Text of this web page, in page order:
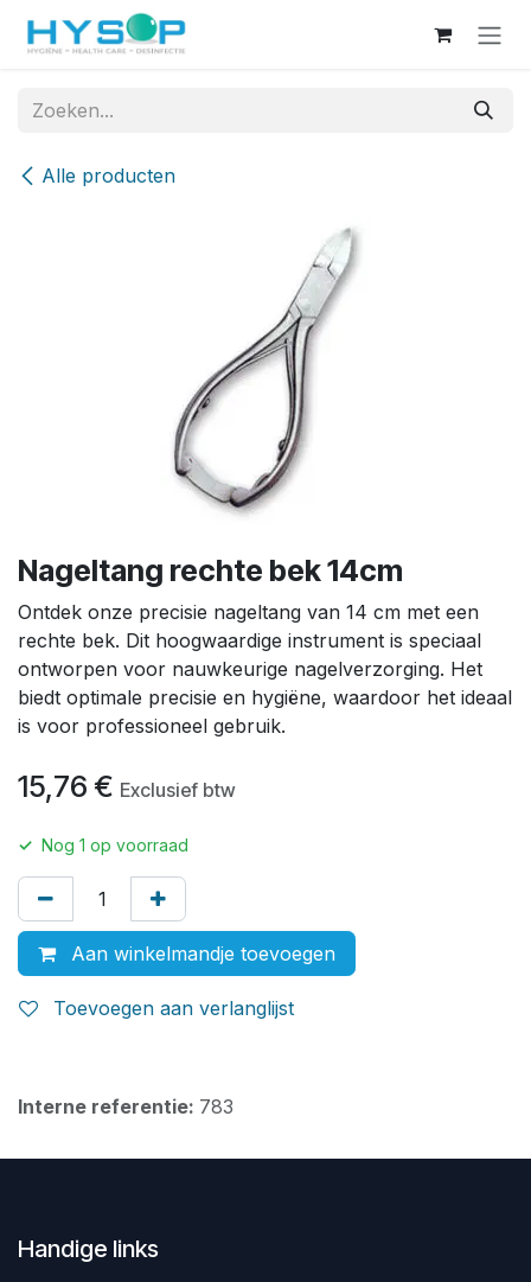
Overslaan naar inhoud
Alle producten
Nageltang rechte bek 14cm
Ontdek onze precisie nageltang van 14 cm met een
rechte bek. Dit hoogwaardige instrument is speciaal
ontworpen voor nauwkeurige nagelverzorging. Het
biedt optimale precisie en hygiëne, waardoor het ideaal
is voor professioneel gebruik.
15,76 € Exclusief btw
✓ Nog 1 op voorraad
Aan winkelmandje toevoegen
Toevoegen aan verlanglijst
Interne referentie: 783
Handige links